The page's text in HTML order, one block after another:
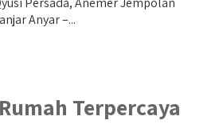
Anyar –...
Terpercaya